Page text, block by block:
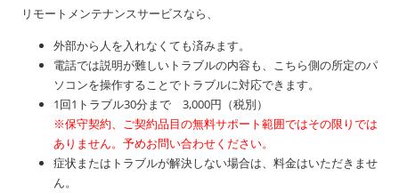
リモートメンテナンスサービスなら、
外部から人を入れなくても済みます。
電話では説明が難しいトラブルの内容も、こちら側の所定のパ
ソコンを操作することでトラブルに対応できます。
1回1トラブル30分まで 3,000円（税別）
※保守契約、ご契約品目の無料サポート範囲ではその限りでは
ありません。予めお問い合わせください。
症状またはトラブルが解決しない場合は、料金はいただきませ
ん。